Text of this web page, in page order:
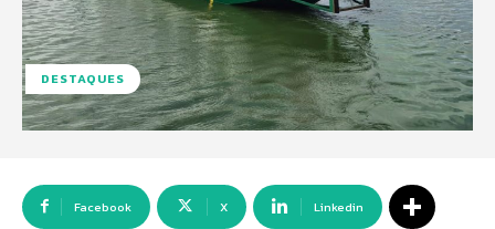
DESTAQUES
Facebook X Linkedin